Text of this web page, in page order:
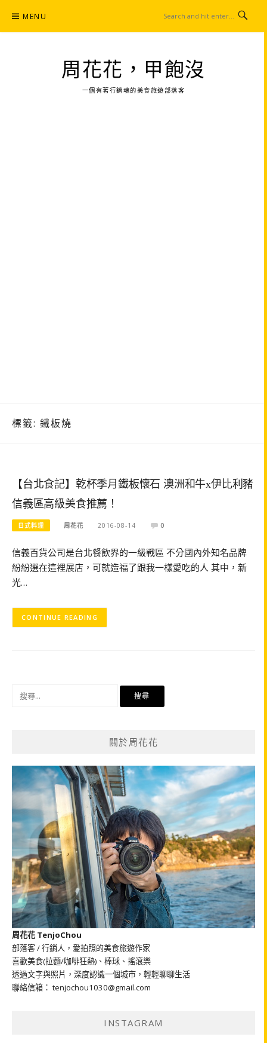
content
MENU
周花花，甲飽沒
一個有著行銷魂的美食旅遊部落客
標籤: 鐵板燒
【台北食記】乾杯季月鐵板懷石 澳洲和牛x伊比利豬
信義區高級美食推薦！
日式料理 周花花 2016-08-14 0
信義百貨公司是台北餐飲界的一級戰區 不分國內外知名品牌
紛紛選在這裡展店，可就造福了跟我一樣愛吃的人 其中，新
光…
CONTINUE READING
關於周花花
周花花 TenjoChou
部落客 / 行銷人，愛拍照的美食旅遊作家
喜歡美食(拉麵/咖啡狂熱)、棒球、搖滾樂
透過文字與照片，深度認識一個城市，輕輕聊聊生活
聯絡信箱： tenjochou1030@gmail.com
INSTAGRAM